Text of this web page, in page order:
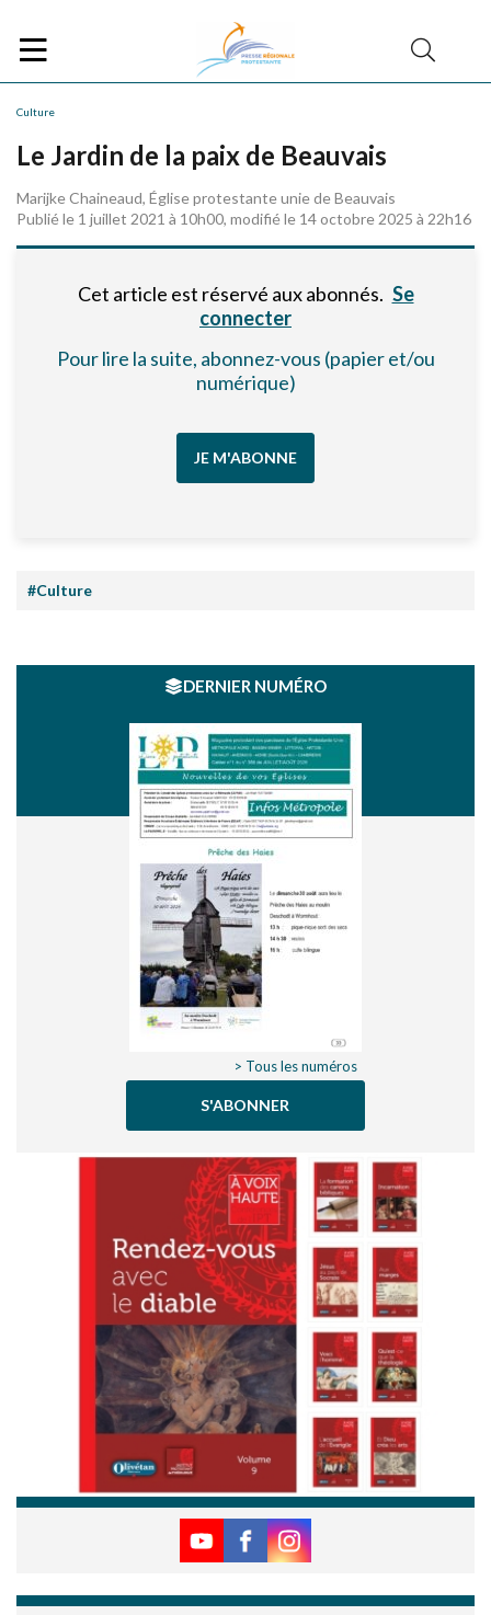
Culture
Le Jardin de la paix de Beauvais
Marijke Chaineaud, Église protestante unie de Beauvais
Publié le 1 juillet 2021 à 10h00, modifié le 14 octobre 2025 à 22h16
Cet article est réservé aux abonnés. Se
connecter
Pour lire la suite, abonnez-vous (papier et/ou
numérique)
JE M'ABONNE
#Culture
DERNIER NUMÉRO
> Tous les numéros
S'ABONNER